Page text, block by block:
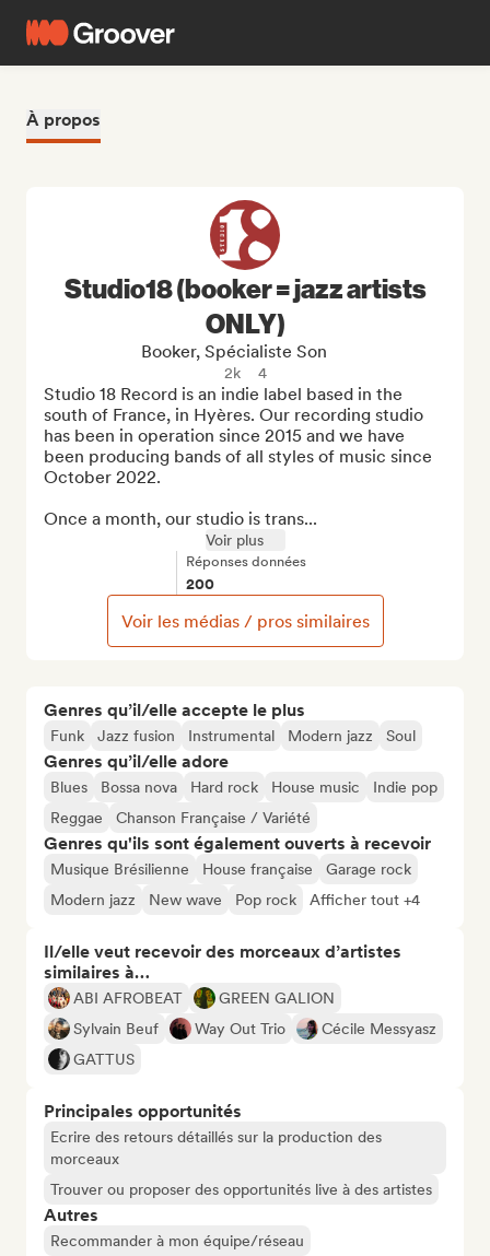
À propos
Genres qu’il/elle accepte le plus
Funk Jazz fusion Instrumental Modern jazz Soul
Genres qu’il/elle adore
Blues Bossa nova Hard rock House music
Indie pop
Reggae
Chanson Française / Variété
Genres qu'ils sont également ouverts à recevoir
Musique Brésilienne House française
Garage rock
Modern jazz
New wave Pop rock Afficher tout +4
Il/elle veut recevoir des morceaux d’artistes
similaires à…
ABI AFROBEAT
GREEN GALION
Sylvain Beuf
Way Out Trio
Cécile Messyasz
GATTUS
Principales opportunités
Ecrire des retours détaillés sur la production des
morceaux
Trouver ou proposer des opportunités live à des artistes
Autres
Recommander à mon équipe/réseau
Studio18 (booker = jazz artists
ONLY)
Booker, Spécialiste Son
2k 4
Studio 18 Record is an indie label based in the
south of France, in Hyères. Our recording studio
has been in operation since 2015 and we have
been producing bands of all styles of music since
October 2022.
Once a month, our studio is trans...
Voir plus
Réponses données
200
Voir les médias / pros similaires